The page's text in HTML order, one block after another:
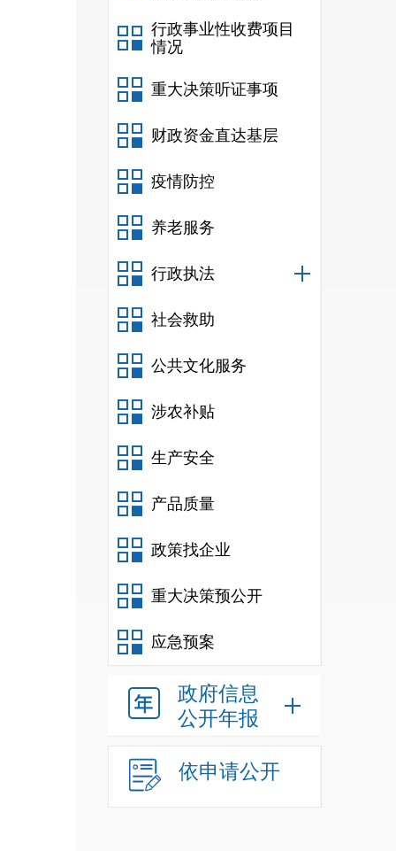
行政事业性收费项目
情况
重大决策听证事项
财政资金直达基层
疫情防控
养老服务
行政执法
社会救助
公共文化服务
涉农补贴
生产安全
产品质量
政策找企业
重大决策预公开
应急预案
政府信息
公开年报
依申请公开